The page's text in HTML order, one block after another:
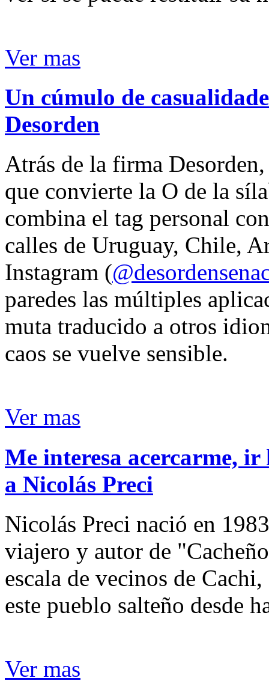
Ver mas
Un cúmulo de
Desorden
Atrás de la firma
que convierte la O de la
combina el tag personal
calles de Uruguay, Chile,
Instagram (
paredes las múltiples
muta traducido a otros
caos se vuelve sensible.
Ver mas
Me interesa acercarme,
a Nicolás Preci
Nicolás Preci nació en
viajero y autor de
escala de vecinos de
este pueblo salteño desde
Ver mas